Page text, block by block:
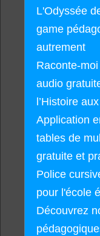
L'Odyssée
game
autrement
Raconte-
audio
l’Histoire
Application
tables de
gratuite et
Police
pour l'école
Découvrez